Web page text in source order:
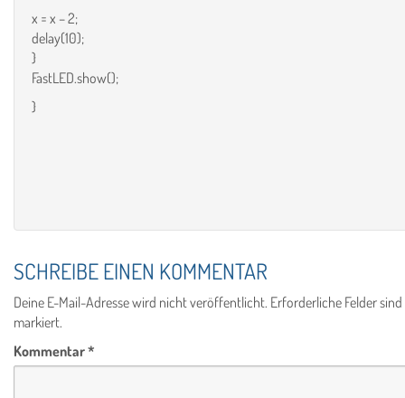
x = x – 2;
delay(10);
}
FastLED.show();
}
SCHREIBE EINEN KOMMENTAR
Deine E-Mail-Adresse wird nicht veröffentlicht. Erforderliche Felder
markiert.
Kommentar*